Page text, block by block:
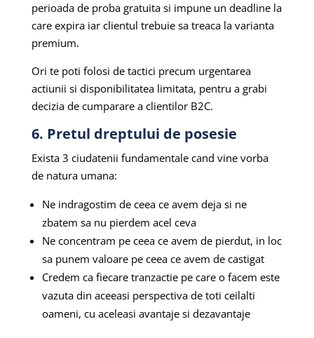
perioada de proba gratuita si impune un deadline la
care expira iar clientul trebuie sa treaca la varianta
premium.
Ori te poti folosi de tactici precum urgentarea
actiunii si disponibilitatea limitata, pentru a grabi
decizia de cumparare a clientilor B2C.
6. Pretul dreptului de posesie
Exista 3 ciudatenii fundamentale cand vine vorba
de natura umana:
Ne indragostim de ceea ce avem deja si ne
zbatem sa nu pierdem acel ceva
Ne concentram pe ceea ce avem de pierdut, in loc
sa punem valoare pe ceea ce avem de castigat
Credem ca fiecare tranzactie pe care o facem este
vazuta din aceeasi perspectiva de toti ceilalti
oameni, cu aceleasi avantaje si dezavantaje